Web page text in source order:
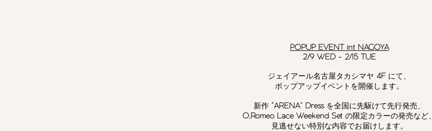
​POPUP EVENT int NAGOYA
2/9 WED - 2/15 TUE
​ジェイアール名古屋タカシマヤ 4F にて、
ポップアップイベントを開催します。
新作 ”ARENA” Dressを全国に先駆けて先行発売、
O,Romeo Lace Weekend Set の限定カラーの発売など、
見逃せない特別な内容でお届けします。